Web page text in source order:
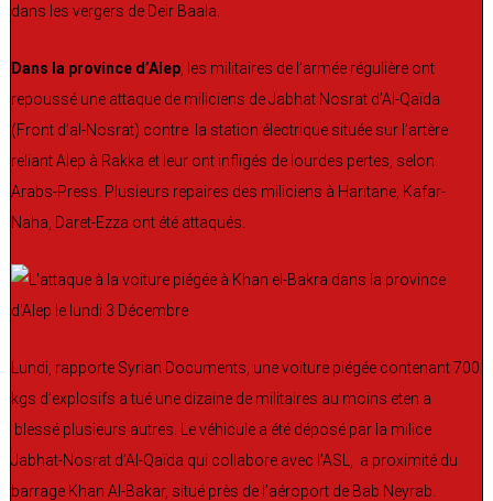
dans les vergers de Deir Baala.
Dans la province d’Alep , les militaires de l’armée régulière ont
repoussé une attaque de miliciens de Jabhat Nosrat d’Al-Qaïda
(Front d’al-Nosrat) contre la station électrique située sur l’artère
reliant Alep à Rakka et leur ont infligés de lourdes pertes, selon
Arabs-Press. Plusieurs repaires des miliciens à Haritane, Kafar-
Naha, Daret-Ezza ont été attaqués.
Lundi, rapporte Syrian Documents, une voiture piégée contenant 700
kgs d’explosifs a tué une dizaine de militaires au moins eten a
blessé plusieurs autres. Le véhicule a été déposé par la milice
Jabhat-Nosrat d’Al-Qaïda qui collabore avec l’ASL, a proximité du
barrage Khan Al-Bakar, situé près de l’aéroport de Bab Neyrab.